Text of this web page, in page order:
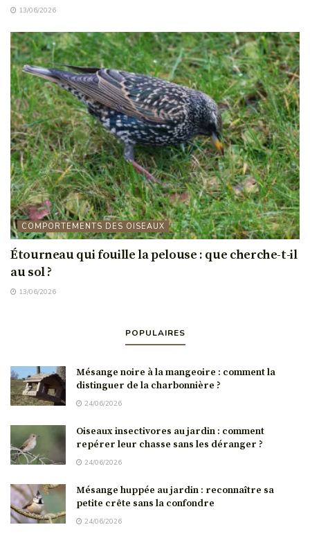
13/06/2026
COMPORTEMENTS DES OISEAUX
Étourneau qui fouille la pelouse : que cherche-t-il
au sol ?
13/06/2026
POPULAIRES
Mésange noire à la mangeoire : comment la
distinguer de la charbonnière ?
24/06/2026
Oiseaux insectivores au jardin : comment
repérer leur chasse sans les déranger ?
24/06/2026
Mésange huppée au jardin : reconnaître sa
petite crête sans la confondre
24/06/2026